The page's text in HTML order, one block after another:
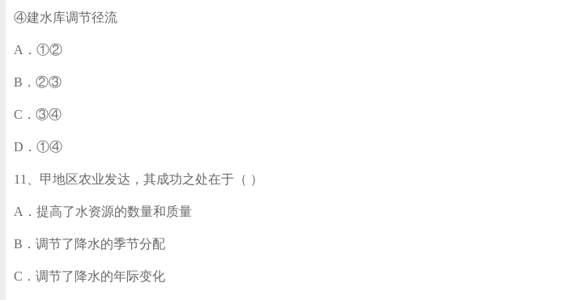
④建水库调节径流
A．①②
B．②③
C．③④
D．①④
11、甲地区农业发达，其成功之处在于（ ）
A．提高了水资源的数量和质量
B．调节了降水的季节分配
C．调节了降水的年际变化